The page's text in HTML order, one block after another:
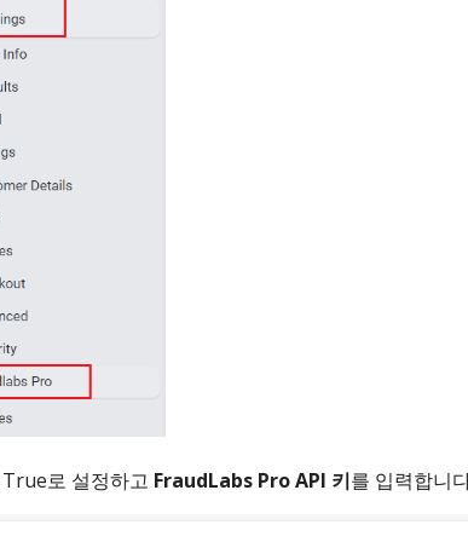
로 설정하고 FraudLabs Pro API 키를 입력합니